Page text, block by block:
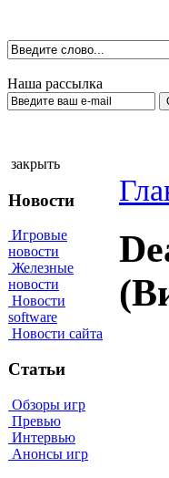
Наша рассылка
закрыть
Новости
Игровые
новости
Железные
новости
Новости
software
Новости сайта
Статьи
Обзоры игр
Превью
Интервью
Анонсы игр